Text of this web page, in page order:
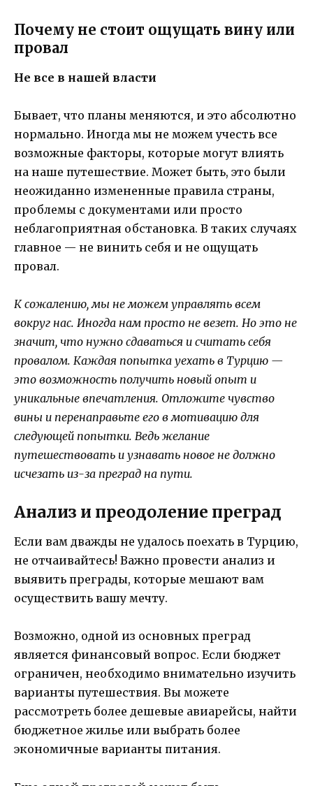
Почему не стоит ощущать вину или
провал
Не все в нашей власти
Бывает, что планы меняются, и это абсолютно
нормально. Иногда мы не можем учесть все
возможные факторы, которые могут влиять
на наше путешествие. Может быть, это были
неожиданно измененные правила страны,
проблемы с документами или просто
неблагоприятная обстановка. В таких случаях
главное — не винить себя и не ощущать
провал.
К сожалению, мы не можем управлять всем
вокруг нас. Иногда нам просто не везет. Но это не
значит, что нужно сдаваться и считать себя
провалом. Каждая попытка уехать в Турцию —
это возможность получить новый опыт и
уникальные впечатления. Отложите чувство
вины и перенаправьте его в мотивацию для
следующей попытки. Ведь желание
путешествовать и узнавать новое не должно
исчезать из-за преград на пути.
Анализ и преодоление преград
Если вам дважды не удалось поехать в Турцию,
не отчаивайтесь! Важно провести анализ и
выявить преграды, которые мешают вам
осуществить вашу мечту.
Возможно, одной из основных преград
является финансовый вопрос. Если бюджет
ограничен, необходимо внимательно изучить
варианты путешествия. Вы можете
рассмотреть более дешевые авиарейсы, найти
бюджетное жилье или выбрать более
экономичные варианты питания.